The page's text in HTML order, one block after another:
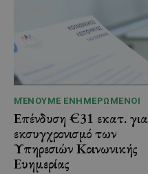
ΜΈΝΟΥΜΕ ΕΝΗΜΕΡΩΜΈΝΟΙ
Επένδυση €31 εκατ. για
εκσυγχρονισμό των
Υπηρεσιών Κοινωνικής
Ευημερίας